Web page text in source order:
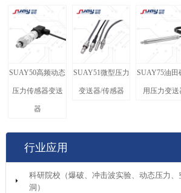
SUAY50高频动态
压力传感器变送
器
SUAY51微型压力
变送器/传感器
SUAY75油田
用压力变送
行业应用
科研院校（爆破、冲击波实验、动态压力
洞）